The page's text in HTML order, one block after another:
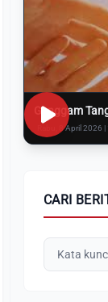
Genggam
Rabu, 8 April 2026
CARI